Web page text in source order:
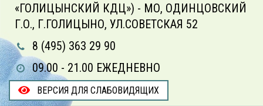
«ГОЛИЦЫНСКИЙ КДЦ») - МО, ОДИНЦОВСКИЙ
Г.О., Г.ГОЛИЦЫНО, УЛ.СОВЕТСКАЯ 52
8 (495) 363 29 90
09.00 - 21.00 ЕЖЕДНЕВНО
ВЕРСИЯ ДЛЯ СЛАБОВИДЯЩИХ